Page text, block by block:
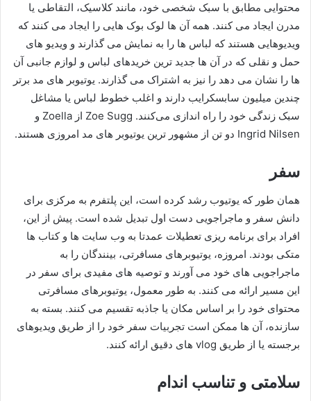
محتوایی مطابق با سبک شخصی خود، مانند کلاسیک، التقاطی یا
مدرن ایجاد می‌ کنند. همه آن ها لوک‌ بوک‌ هایی را ایجاد می‌ کنند که
ویدیوهایی هستند که لباس‌ ها را به نمایش می‌ گذارند و ویدیو های
حمل و نقلی که در آن‌ ها جدید ترین خریدهای لباس و لوازم جانبی آن
ها را نشان می دهد را نیز به اشتراک می‌ گذارند. یوتیوبر های مد برتر
چندین میلیون سابسکرایب دارند و اغلب خطوط لباس یا مشاغل
سبک زندگی خود را راه‌ اندازی می‌کنند. Zoe Sugg از Zoella و
Ingrid Nilsen دو تن از مشهور ترین یوتیوبر های مد امروزی هستند.
سفر
همان طور که یوتیوب رشد کرده است، این پلتفرم به مرکزی برای
دانش سفر و ماجراجویی دست اول تبدیل شده است. پیش از این،
افراد برای برنامه ریزی تعطیلات عمدتا به وب سایت ها و کتاب ها
متکی بودند. امروزه، یوتیوبرهای مسافرتی، بینندگان را به
ماجراجویی‌ های خود می‌ آورند و توصیه‌ های مفیدی برای سفر در
این مسیر ارائه می‌ کنند. به طور معمول، یوتیوبرهای مسافرتی
محتوای خود را بر اساس مکان یا جاذبه تقسیم می‌ کنند. بسته به
سازنده، آن ها ممکن است تجربیات سفر خود را از طریق ویدیوهای
برجسته یا از طریق vlog های دقیق ارائه کنند.
سلامتی و تناسب اندام